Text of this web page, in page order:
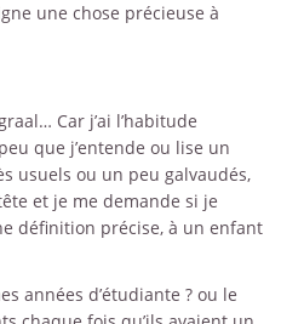
une chose précieuse à
Car j’ai l’habitude
que j’entende ou lise un
usuels ou un peu galvaudés,
et je me demande si je
définition précise, à un enfant
années d’étudiante ? ou le